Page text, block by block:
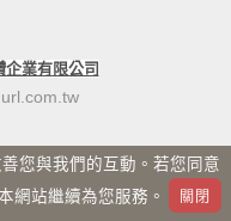
企業有限公司
您與我們的互動。若您同意
網站繼續為您服務。